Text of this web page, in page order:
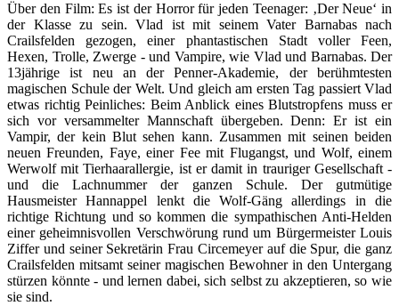
Über den Film: Es ist der Horror für jeden Teenager: ‚Der Neue‘ in
der Klasse zu sein. Vlad ist mit seinem Vater Barnabas nach
Crailsfelden gezogen, einer phantastischen Stadt voller Feen,
Hexen, Trolle, Zwerge - und Vampire, wie Vlad und Barnabas. Der
13jährige ist neu an der Penner-Akademie, der berühmtesten
magischen Schule der Welt. Und gleich am ersten Tag passiert Vlad
etwas richtig Peinliches: Beim Anblick eines Blutstropfens muss er
sich vor versammelter Mannschaft übergeben. Denn: Er ist ein
Vampir, der kein Blut sehen kann. Zusammen mit seinen beiden
neuen Freunden, Faye, einer Fee mit Flugangst, und Wolf, einem
Werwolf mit Tierhaarallergie, ist er damit in trauriger Gesellschaft -
und die Lachnummer der ganzen Schule. Der gutmütige
Hausmeister Hannappel lenkt die Wolf-Gäng allerdings in die
richtige Richtung und so kommen die sympathischen Anti-Helden
einer geheimnisvollen Verschwörung rund um Bürgermeister Louis
Ziffer und seiner Sekretärin Frau Circemeyer auf die Spur, die ganz
Crailsfelden mitsamt seiner magischen Bewohner in den Untergang
stürzen könnte - und lernen dabei, sich selbst zu akzeptieren, so wie
sie sind.